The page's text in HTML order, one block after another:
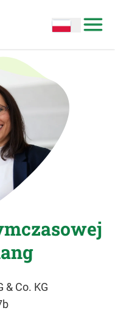
Open options
& Co. KG